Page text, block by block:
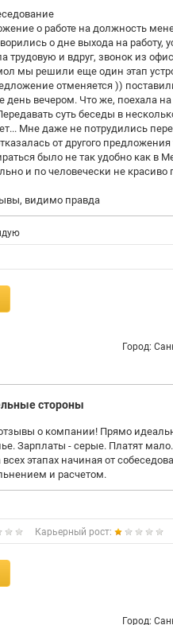
о работе на должность
о дне выхода на работу,
трудовую и вдруг, звонок из
мы решили еще один этап
отменяется ))
день вечером. Что же, поехала
суть беседы в
Мне даже не потрудились
от другого предложения
было не так удобно как в
и по человечески не красиво
видимо правда
Город:
стороны
о компании! Прямо
Зарплаты - серые. Платят мало.
этапах начиная от
и расчетом.
Карьерный рост:
Город: